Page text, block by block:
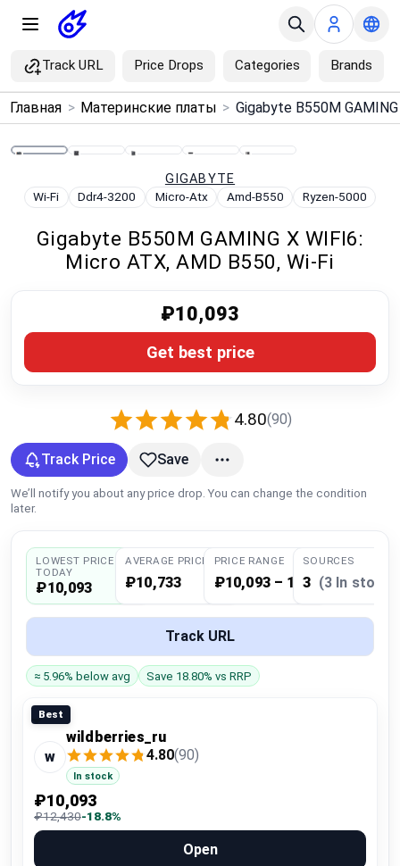
Track URL Price Drops Categories Brands
Menu ×
Price Drops
Brands
Global Price Tracker
Blog
Compare
Plans & Pricing
Log in
Главная > Материнские платы >
GIGABYTE
Wi-Fi Ddr4-3200 Micro-Atx Amd-B550 Ryzen-5000
Gigabyte B550M GAMING X WIFI6:
Micro ATX, AMD B550, Wi‑Fi
4.80(90)
₽10,093
Get best price
Track Price Save
We’ll notify you about any price drop. You can change the condition
later.
LOWEST PRICE
TODAY
₽10,093
AVERAGE PRICE
₽10,733
PRICE RANGE
₽10,093 – 11,646
SOURCES
3 (3 In stock)
Track URL
≈ 5.96% below avg Save 18.80% vs RRP
Best
w
wildberries_ru
4.80(90)
In stock
₽10,093
₽12,430-18.8%
Open